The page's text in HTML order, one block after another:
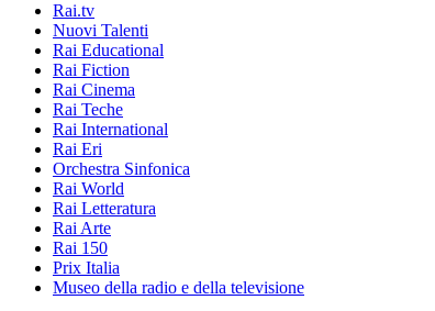
Rai.tv
Nuovi Talenti
Rai Educational
Rai Fiction
Rai Cinema
Rai Teche
Rai International
Rai Eri
Orchestra Sinfonica
Rai World
Rai Letteratura
Rai Arte
Rai 150
Prix Italia
Museo della radio e della televisione